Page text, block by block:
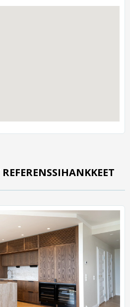
REFERENSSIHANKKEET